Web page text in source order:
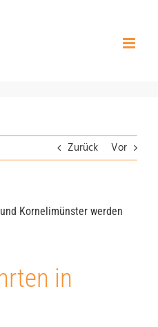
Zurück Vor
Kornelimünster werden
in